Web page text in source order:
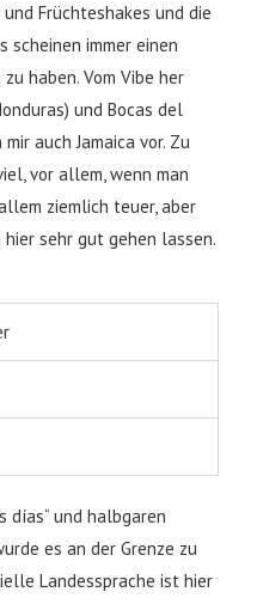
Früchteshakes und die
scheinen immer einen
haben. Vom Vibe her
und Bocas del
auch Jamaica vor. Zu
vor allem, wenn man
ziemlich teuer, aber
hier sehr gut gehen lassen.
días“ und halbgaren
es an der Grenze zu
Landessprache ist hier